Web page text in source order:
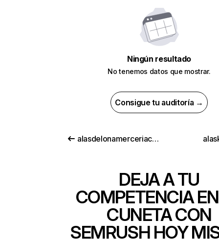
Ningún resultado
No tenemos datos que mostrar.
Consigue tu auditoría →
alasdelonamerceriacreativa.es
DEJA A TU
COMPETENCIA
CUNETA CON
SEMRUSH HOY